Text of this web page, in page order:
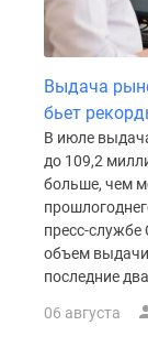
поселки
Строящиеся
коттеджные
поселки
Коттеджные
поселки
Коттеджные
поселки
водоема
Коттеджные
Выдача
бьет
В июле
до 109,2
больше, чем
пресс-
объем выдачи
последние
06 августа